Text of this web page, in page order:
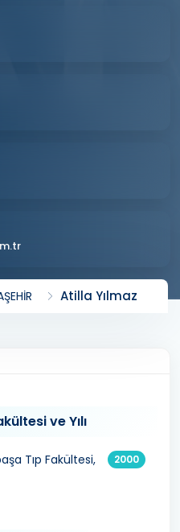
Atilla Yılmaz
ve Yılı
Tıp Fakültesi, 2000